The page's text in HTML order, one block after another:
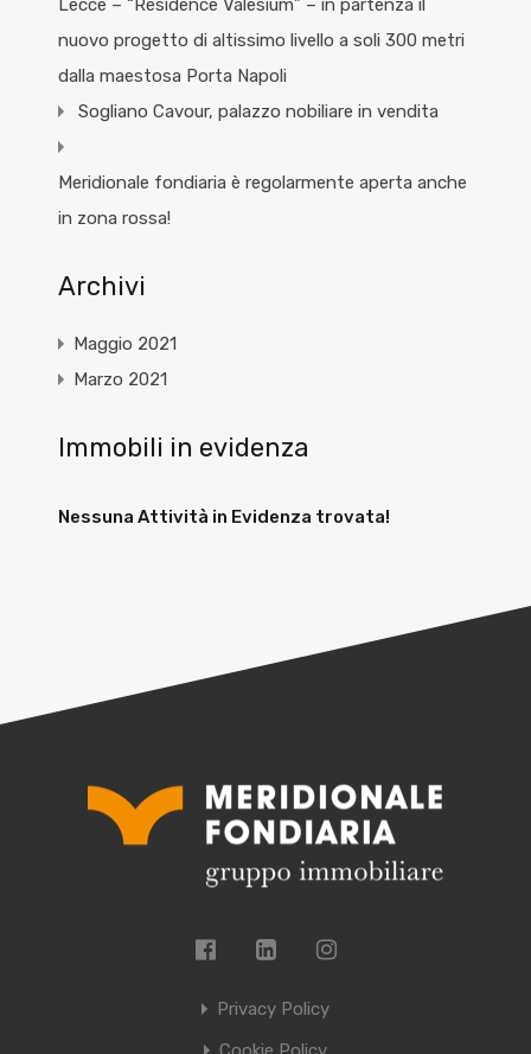
Lecce – “Residence Valesium” – in partenza il
nuovo progetto di altissimo livello a soli 300 metri
dalla maestosa Porta Napoli
Sogliano Cavour, palazzo nobiliare in vendita
Meridionale fondiaria è regolarmente aperta anche
in zona rossa!
Archivi
Maggio 2021
Marzo 2021
Immobili in evidenza
Nessuna Attività in Evidenza trovata!
Privacy Policy